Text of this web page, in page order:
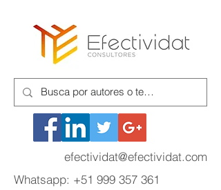
efectividat@efectividat.com
Whatsapp: +51 999 357 361